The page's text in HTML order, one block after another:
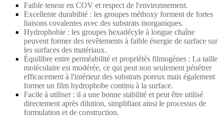
Faible teneur en COV et respect de l'environnement.
Excellente durabilité : les groupes méthoxy forment de fortes
liaisons covalentes avec des substrats inorganiques.
Hydrophobie : les groupes hexadécyle à longue chaîne
peuvent former des revêtements à faible énergie de surface sur
les surfaces des matériaux.
Équilibre entre perméabilité et propriétés filmogènes : La taille
moléculaire est modérée, ce qui peut non seulement pénétrer
efficacement à l'intérieur des substrats poreux mais également
former un film hydrophobe continu à la surface.
Facile à utiliser : il a une bonne stabilité et peut être utilisé
directement après dilution, simplifiant ainsi le processus de
formulation et de construction.